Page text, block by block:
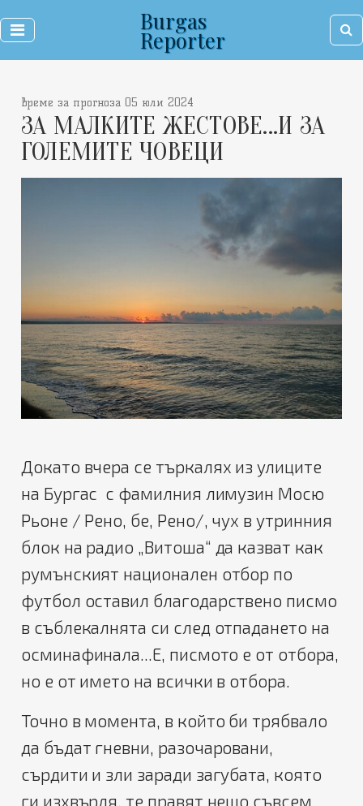
Burgas
Reporter
време за прогноза 05 юли 2024
ЗА МАЛКИТЕ ЖЕСТОВЕ...И ЗА
ГОЛЕМИТЕ ЧОВЕЦИ
Докато вчера се търкалях из улиците
на Бургас с фамилния лимузин Мосю
Рьоне / Рено, бе, Рено/, чух в утринния
блок на радио „Витоша“ да казват как
румънският национален отбор по
футбол оставил благодарствено писмо
в съблекалнята си след отпадането на
осминафинала...Е, писмото е от отбора,
но е от името на всички в отбора.
Точно в момента, в който би трябвало
да бъдат гневни, разочаровани,
сърдити и зли заради загубата, която
ги изхвърля, те правят нещо съвсем